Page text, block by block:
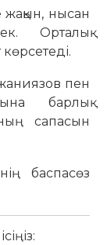
жақын, нысан
Орталық
пен
барлық
сапасын
баспасөз